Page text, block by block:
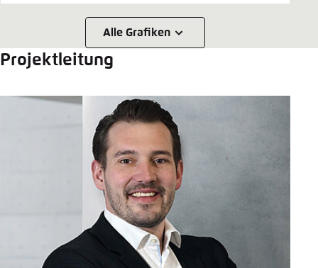
Alle Grafiken
Projektleitung